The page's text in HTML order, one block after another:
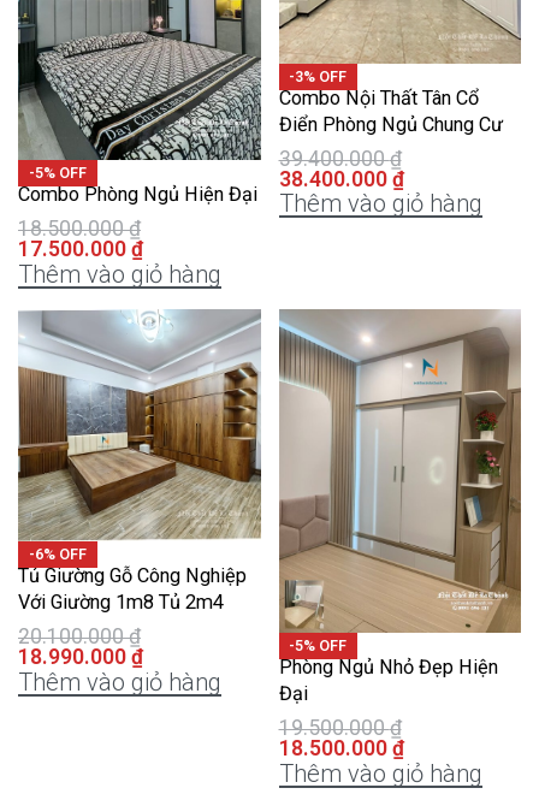
-5% OFF
Combo Phòng Ngủ Hiện Đại
18.500.000₫
17.500.000 ₫
Thêm vào giỏ hàng
-3% OFF
Combo Nội Thất Tân Cổ
Điển Phòng Ngủ Chung Cư
39.400.000₫
38.400.000 ₫
Thêm vào giỏ hàng
-6% OFF
Tủ Giường Gỗ Công Nghiệp
Với Giường 1m8 Tủ 2m4
20.100.000₫
18.990.000 ₫
Thêm vào giỏ hàng
-5% OFF
Phòng Ngủ Nhỏ Đẹp Hiện
Đại
19.500.000₫
18.500.000 ₫
Thêm vào giỏ hàng